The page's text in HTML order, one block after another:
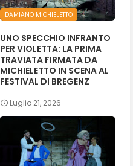
DAMIANO MICHIELETTO
UNO SPECCHIO INFRANTO
PER VIOLETTA: LA PRIMA
TRAVIATA FIRMATA DA
MICHIELETTO IN SCENA AL
FESTIVAL DI BREGENZ
Luglio 21, 2026